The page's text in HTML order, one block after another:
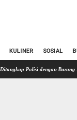
KULINER SOSIAL
dengan Barang Bukti 123,26